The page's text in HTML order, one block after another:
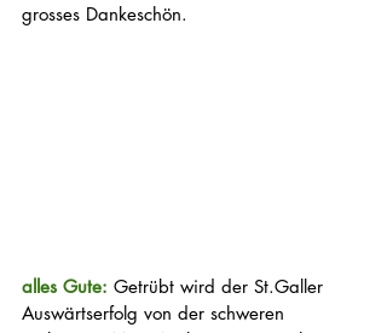
grosses Dankeschön.
alles Gute: Getrübt wird der St.Galler
Auswärtserfolg von der schweren